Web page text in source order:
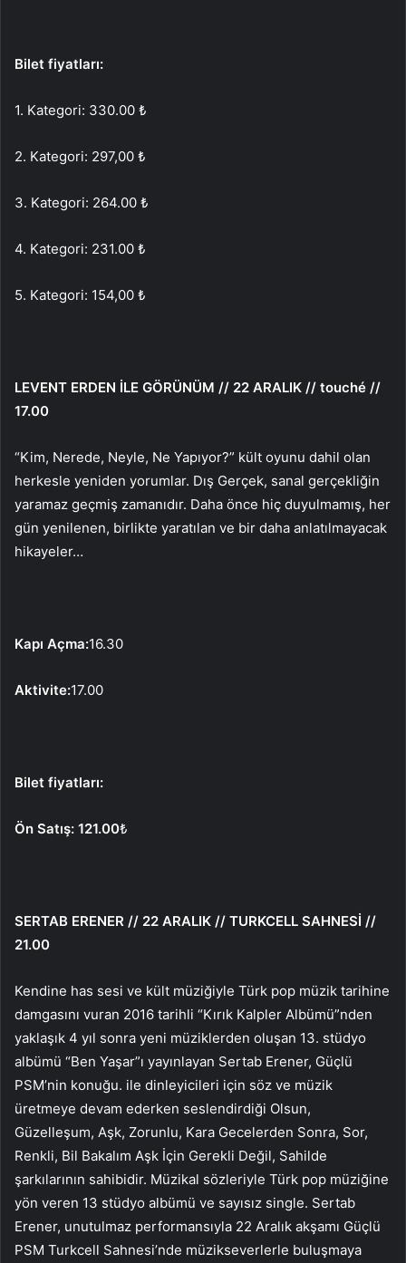
Bilet fiyatları:
1. Kategori: 330.00 ₺
2. Kategori: 297,00 ₺
3. Kategori: 264.00 ₺
4. Kategori: 231.00 ₺
5. Kategori: 154,00 ₺
LEVENT ERDEN İLE GÖRÜNÜM // 22 ARALIK // touché //
17.00
“Kim, Nerede, Neyle, Ne Yapıyor?” kült oyunu dahil olan
herkesle yeniden yorumlar. Dış Gerçek, sanal gerçekliğin
yaramaz geçmiş zamanıdır. Daha önce hiç duyulmamış, her
gün yenilenen, birlikte yaratılan ve bir daha anlatılmayacak
hikayeler…
Kapı Açma:16.30
Aktivite:17.00
Bilet fiyatları:
Ön Satış: 121.00₺
SERTAB ERENER // 22 ARALIK // TURKCELL SAHNESİ //
21.00
Kendine has sesi ve kült müziğiyle Türk pop müzik tarihine
damgasını vuran 2016 tarihli “Kırık Kalpler Albümü”nden
yaklaşık 4 yıl sonra yeni müziklerden oluşan 13. stüdyo
albümü “Ben Yaşar”ı yayınlayan Sertab Erener, Güçlü
PSM’nin konuğu. ile dinleyicileri için söz ve müzik
üretmeye devam ederken seslendirdiği Olsun,
Güzelleşum, Aşk, Zorunlu, Kara Gecelerden Sonra, Sor,
Renkli, Bil Bakalım Aşk İçin Gerekli Değil, Sahilde
şarkılarının sahibidir. Müzikal sözleriyle Türk pop müziğine
yön veren 13 stüdyo albümü ve sayısız single. Sertab
Erener, unutulmaz performansıyla 22 Aralık akşamı Güçlü
PSM Turkcell Sahnesi’nde müzikseverlerle buluşmaya